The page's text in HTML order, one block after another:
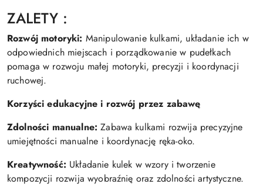
ZALETY :
Rozwój motoryki: Manipulowanie kulkami, układanie ich w
odpowiednich miejscach i porządkowanie w pudełkach
pomaga w rozwoju małej motoryki, precyzji i koordynacji
ruchowej.
Korzyści edukacyjne i rozwój przez zabawę
Zdolności manualne: Zabawa kulkami rozwija precyzyjne
umiejętności manualne i koordynację ręka-oko.
Kreatywność: Układanie kulek w wzory i tworzenie
kompozycji rozwija wyobraźnię oraz zdolności artystyczne.